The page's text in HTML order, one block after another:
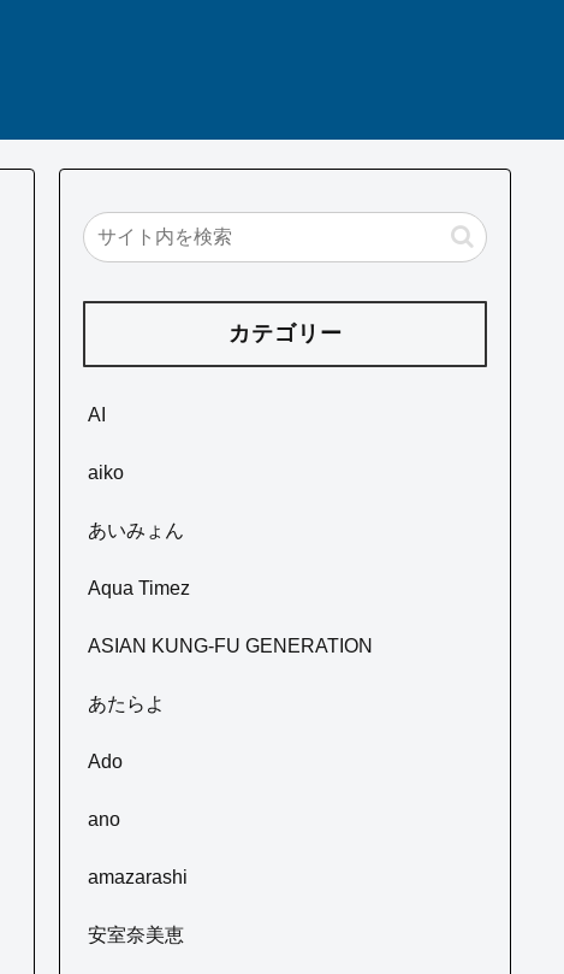
カテゴリー
AI
aiko
あいみょん
Aqua Timez
ASIAN KUNG-FU GENERATION
あたらよ
Ado
ano
amazarashi
安室奈美恵